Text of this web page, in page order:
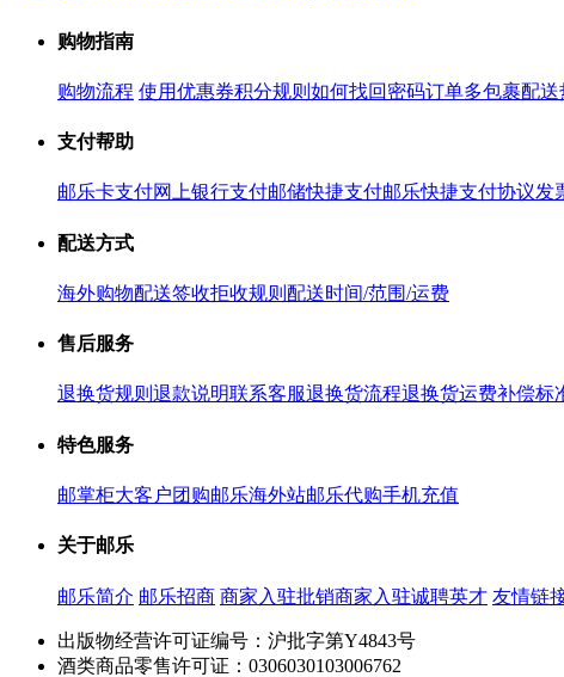
购物指南
购物流程 使用优惠券积分规则 如何找回密码订单多包裹配送
支付帮助
邮乐卡支付网上银行支付邮储快捷支付邮乐快捷支付协议发
配送方式
海外购物配送签收拒收规则 配送时间/范围/运费
售后服务
退换货规则 退款说明联系客服退换货流程退换货运费补偿标
特色服务
邮掌柜大客户团购邮乐海外站邮乐代购手机充值
关于邮乐
邮乐简介 邮乐招商 商家入驻批销商家入驻诚聘英才 友情链
出版物经营许可证编号：沪批字第Y4843号
酒类商品零售许可证：0306030103006762